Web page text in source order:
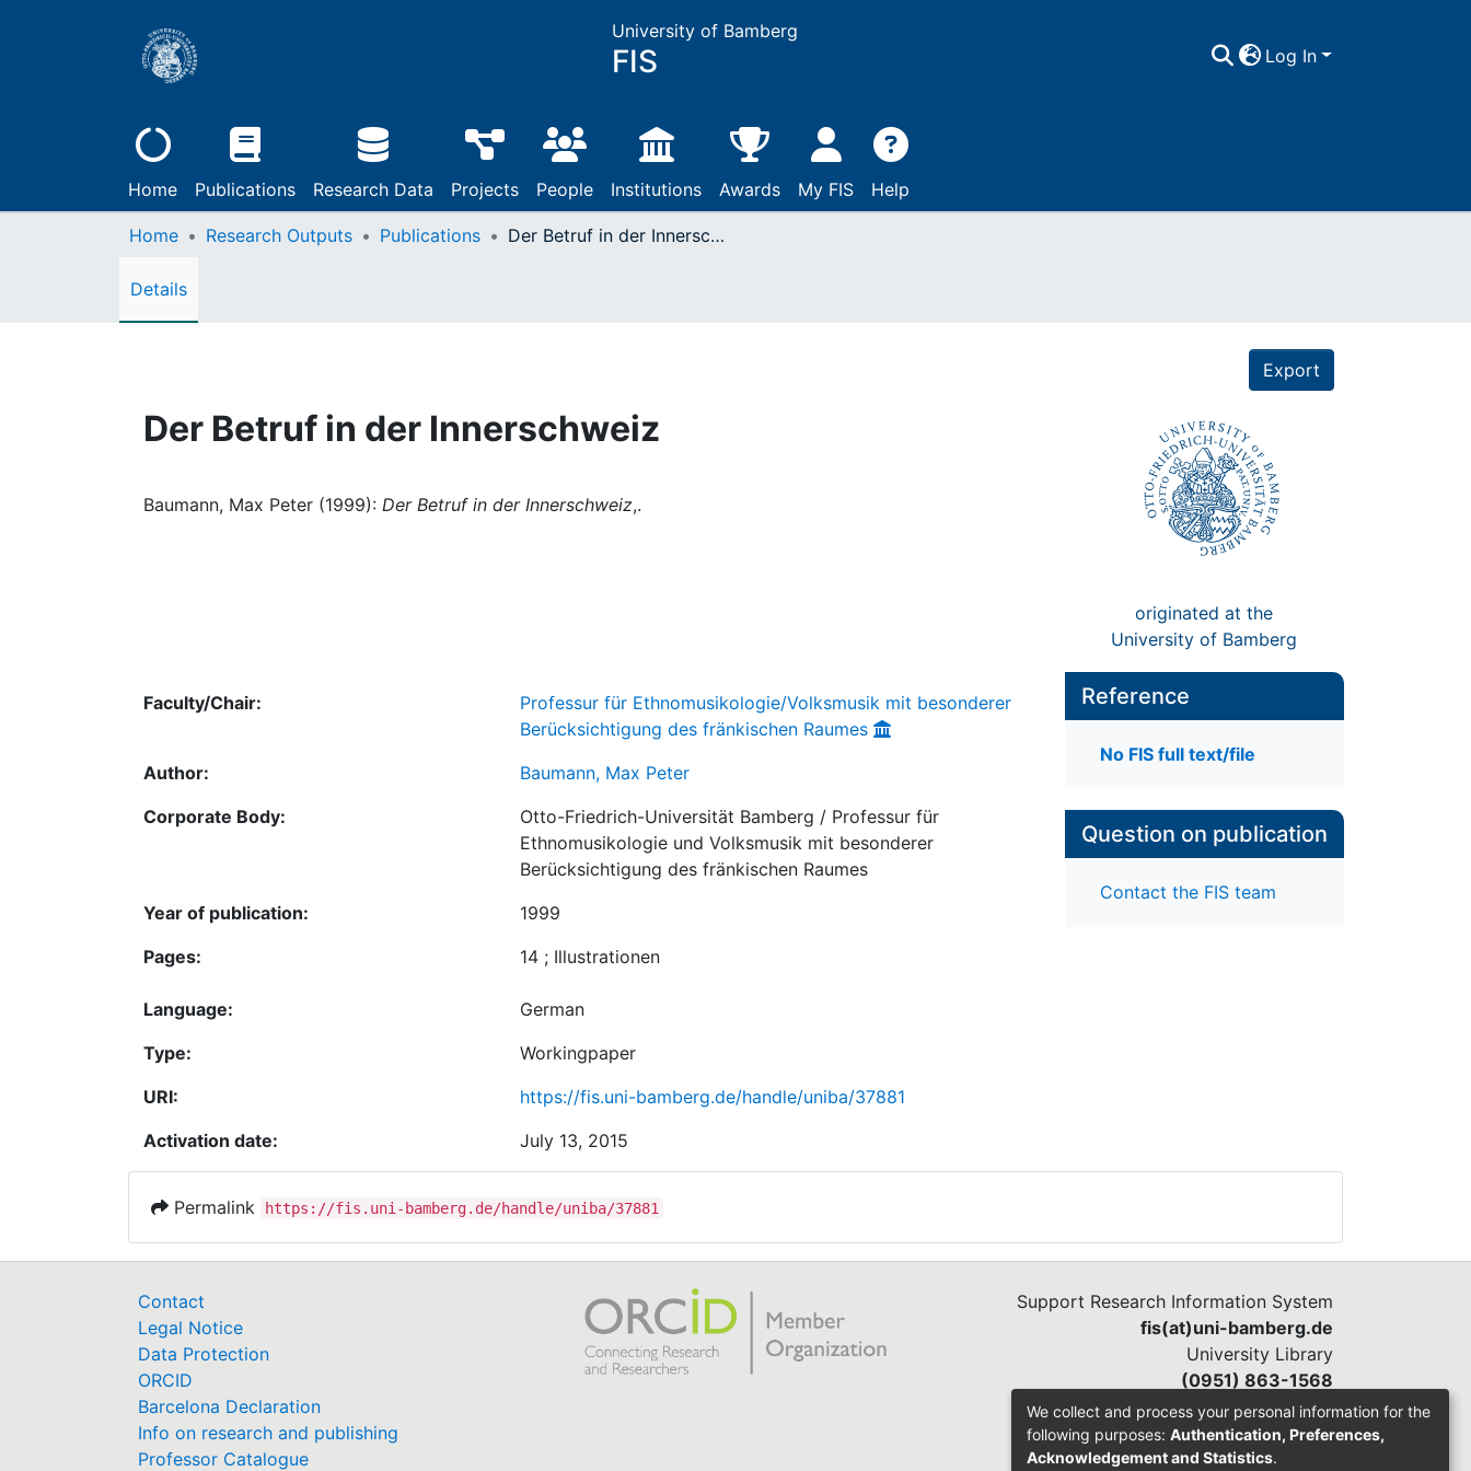
University of Bamberg
FIS Log In
Home Publications Research Data Projects People Institutions Awards My FIS Help
Home Research Outputs Publications Der Betruf in der Innerschweiz
Details
Export
Der Betruf in der Innerschweiz
Baumann, Max Peter (1999): Der Betruf in der Innerschweiz,.
originated at the
University of Bamberg
Faculty/Chair:
Professur für Ethnomusikologie/Volksmusik mit besonderer
Berücksichtigung des fränkischen Raumes
Author:
Baumann, Max Peter
Corporate Body:
Otto-Friedrich-Universität Bamberg / Professur für
Ethnomusikologie und Volksmusik mit besonderer
Berücksichtigung des fränkischen Raumes
Year of publication:
1999
Pages:
14 ; Illustrationen
Language:
German
Type:
Workingpaper
URI:
https://fis.uni-bamberg.de/handle/uniba/37881
Activation date:
July 13, 2015
Reference
No FIS full text/file
Question on publication
Contact the FIS team
Permalink https://fis.uni-bamberg.de/handle/uniba/37881
Contact
Legal Notice
Data Protection
ORCID
Barcelona Declaration
Info on research and publishing
Professor Catalogue
Support Research Information System
fis(at)uni-bamberg.de
University Library
(0951) 863-1568
We collect and process your personal information for the
following purposes: Authentication, Preferences,
Acknowledgement and Statistics.